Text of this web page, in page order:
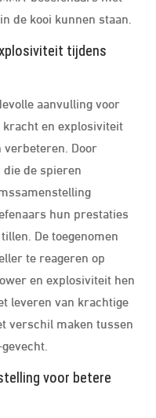
de kooi kunnen staan.
tijdens
aanvulling voor
en explosiviteit
verbeteren. Door
de spieren
hun prestaties
De toegenomen
te reageren op
en explosiviteit hen
leveren van krachtige
verschil maken tussen
voor betere